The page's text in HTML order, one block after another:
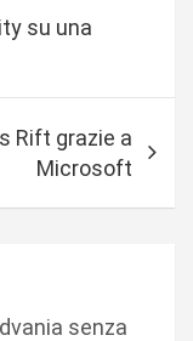
su una
Rift grazie a
Microsoft
senza